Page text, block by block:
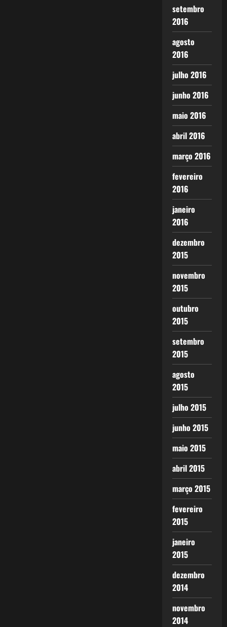
setembro
2016
agosto
2016
julho 2016
junho 2016
maio 2016
abril 2016
março 2016
fevereiro
2016
janeiro
2016
dezembro
2015
novembro
2015
outubro
2015
setembro
2015
agosto
2015
julho 2015
junho 2015
maio 2015
abril 2015
março 2015
fevereiro
2015
janeiro
2015
dezembro
2014
novembro
2014